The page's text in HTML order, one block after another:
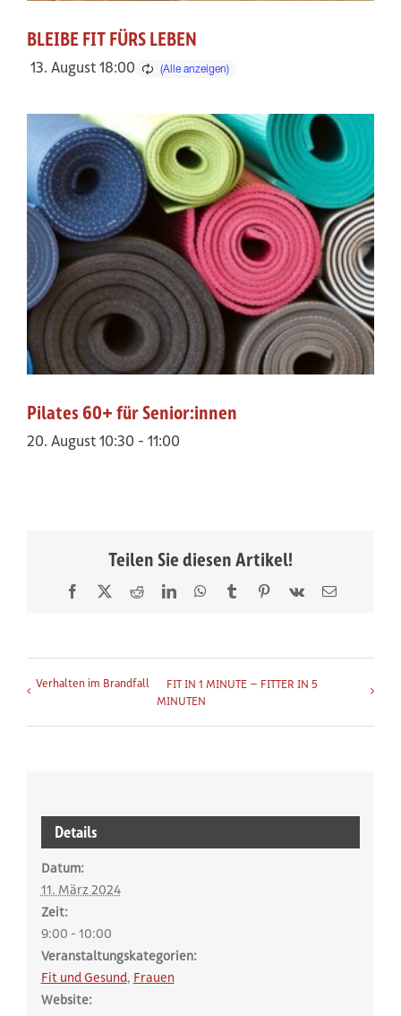
BLEIBE FIT FÜRS LEBEN
13. August 18:00
Pilates 60+ für Senior:innen
20. August 10:30 - 11:00
Teilen Sie diesen Artikel!
Facebook
X RedditLinkedInWhatsApp
TumblrPinterest
Vk
E-
Veranstaltung-Navigation
Verhalten im Brandfall
FIT IN 1 MINUTE – FITTER IN 5
MINUTEN
Details
Datum:
11. März 2024
Zeit:
9:00 - 10:00
Veranstaltungskategorien:
Fit und Gesund, Frauen
Website: